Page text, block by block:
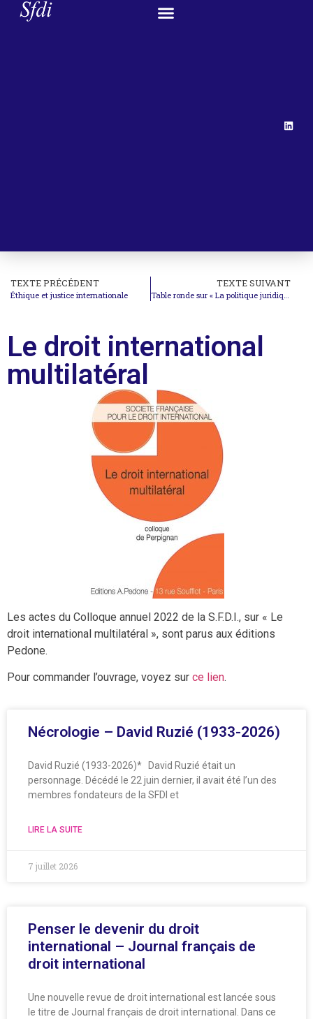
TEXTE PRÉCÉDENT
Éthique et justice internationale
TEXTE SUIVANT
Table ronde sur « La politique juridique extérieure » de Lacharrière
Le droit international
multilatéral
Les actes du Colloque annuel 2022 de la S.F.D.I., sur « Le
droit international multilatéral », sont parus aux éditions
Pedone.
Pour commander l’ouvrage, voyez sur ce lien.
Nécrologie – David Ruzié (1933-2026)
David Ruzié (1933-2026)* David Ruzié était un
personnage. Décédé le 22 juin dernier, il avait été l’un des
membres fondateurs de la SFDI et
LIRE LA SUITE
7 juillet 2026
Penser le devenir du droit
international – Journal français de
droit international
Une nouvelle revue de droit international est lancée sous
le titre de Journal français de droit international. Dans ce